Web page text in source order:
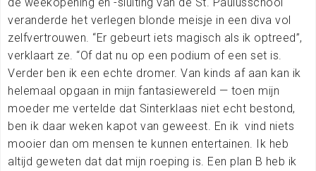
veranderde het verlegen blonde meisje in een diva vol
zelfvertrouwen. “Er gebeurt iets magisch als ik optreed”,
verklaart ze. “Of dat nu op een podium of een set is.
Verder ben ik een echte dromer. Van kinds af aan kan ik
helemaal opgaan in mijn fantasiewereld — toen mijn
moeder me vertelde dat Sinterklaas niet echt bestond,
ben ik daar weken kapot van geweest. En ik vind niets
mooier dan om mensen te kunnen entertainen. Ik heb
altijd geweten dat dat mijn roeping is. Een plan B heb ik